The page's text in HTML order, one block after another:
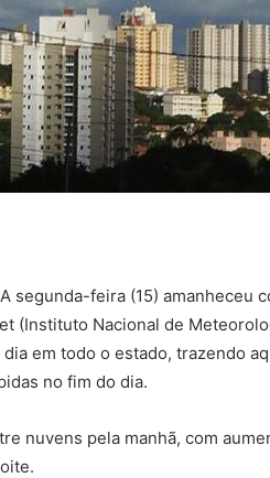
A segunda-feira (15) amanheceu
(Instituto Nacional de
em todo o estado, trazendo
no fim do dia.
nuvens pela manhã, com